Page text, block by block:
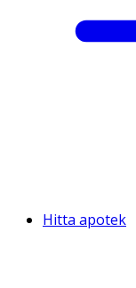
Hitta apotek